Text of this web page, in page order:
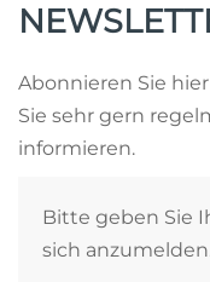
Abonnieren Sie
Sie sehr gern
informieren.
Bitte geben Sie
sich